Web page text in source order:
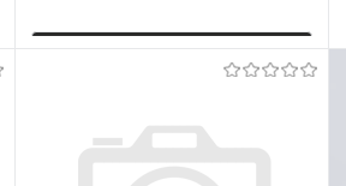
Запросить цену
Купить в 1 клик
В избранное